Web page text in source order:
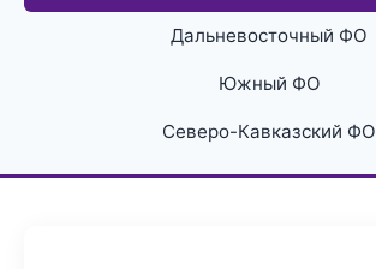
Дальневосточный ФО
Южный ФО
Северо-Кавказский ФО